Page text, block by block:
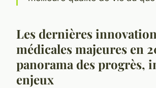
Les dernières
médicales majeures en
panorama des progrès,
enjeux